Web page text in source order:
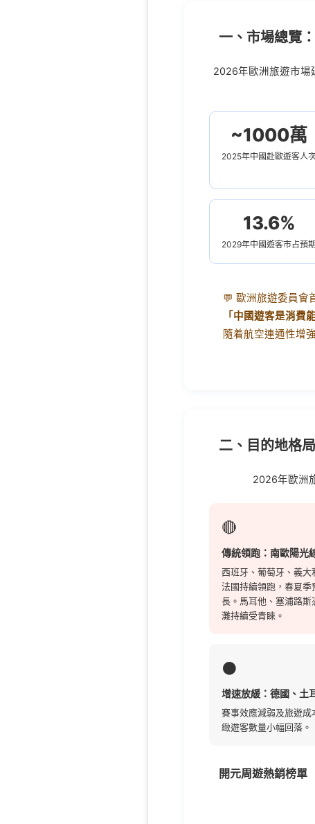
一、市場總覽
2026年歐洲旅遊市場
~1000萬
2025年中國赴歐遊客人
13.6%
2029年中國遊客市占預期
💬 歐洲旅遊委員會
「中國遊客是消費
隨着航空連通性增
二、目的地格
2026年歐洲
🔴
傳統領跑：南歐陽光
西班牙、葡萄牙、義大
法國持續領跑，春夏季
長。馬耳他、塞浦路斯
灘持續受青睞。
⚫
增速放緩：德國、土
賽事效應減弱及旅遊成
緻遊客數量小幅回落。
開元周遊熱銷榜單